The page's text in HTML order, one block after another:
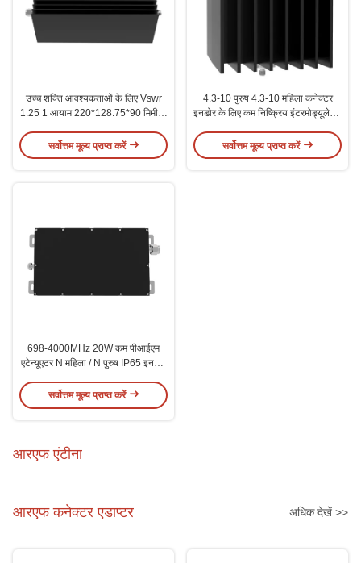
उच्च शक्ति आवश्यकताओं के लिए Vswr
1.25 1 आयाम 220*128.75*90 मिमी के
सर्वोत्तम मूल्य प्राप्त करें
4.3-10 पुरुष 4.3-10 महिला कनेक्टर
इनडोर के लिए कम निष्क्रिय इंटरमोड्यूलेशन
सर्वोत्तम मूल्य प्राप्त करें
698-4000MHz 20W कम पीआईएम
एटेन्यूएटर N महिला / N पुरुष IP65 इनडोर
सर्वोत्तम मूल्य प्राप्त करें
आरएफ एंटीना
आरएफ कनेक्टर एडाप्टर अधिक देखें >>